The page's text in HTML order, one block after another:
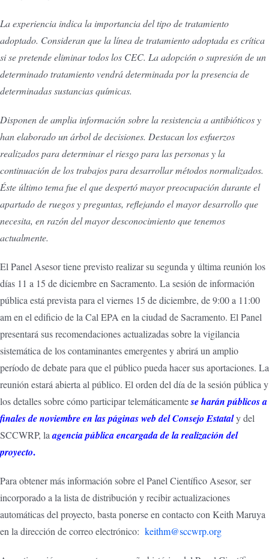
La experiencia indica la importancia del tipo de tratamiento
adoptado. Consideran que la línea de tratamiento adoptada es crítica
si se pretende eliminar todos los CEC. La adopción o supresión de un
determinado tratamiento vendrá determinada por la presencia de
determinadas sustancias químicas.
Disponen de amplia información sobre la resistencia a antibióticos y
han elaborado un árbol de decisiones. Destacan los esfuerzos
realizados para determinar el riesgo para las personas y la
continuación de los trabajos para desarrollar métodos normalizados.
Éste último tema fue el que despertó mayor preocupación durante el
apartado de ruegos y preguntas, reflejando el mayor desarrollo que
necesita, en razón del mayor desconocimiento que tenemos
actualmente.
El Panel Asesor tiene previsto realizar su segunda y última reunión los
días 11 a 15 de diciembre en Sacramento. La sesión de información
pública está prevista para el viernes 15 de diciembre, de 9:00 a 11:00
am en el edificio de la Cal EPA en la ciudad de Sacramento. El Panel
presentará sus recomendaciones actualizadas sobre la vigilancia
sistemática de los contaminantes emergentes y abrirá un amplio
período de debate para que el público pueda hacer sus aportaciones. La
reunión estará abierta al público. El orden del día de la sesión pública y
los detalles sobre cómo participar telemáticamentese harán públicos a
finales de noviembre en las páginas web del Consejo Estataly del
SCCWRP, laagencia pública encargada de la realización del
proyecto.
Para obtener más información sobre el Panel Científico Asesor, ser
incorporado a la lista de distribución y recibir actualizaciones
automáticas del proyecto, basta ponerse en contacto con Keith Maruya
en la dirección de correo electrónico: keithm@sccwrp.org